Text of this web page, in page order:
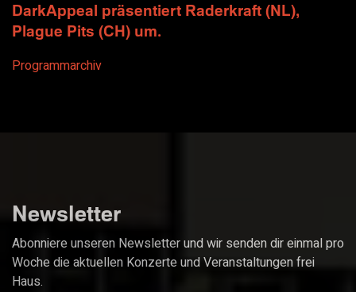
DarkAppeal präsentiert Raderkraft (NL),
Plague Pits (CH) um.
Programmarchiv
Newsletter
Abonniere unseren Newsletter und wir senden dir einmal pro
Woche die aktuellen Konzerte und Veranstaltungen frei
Haus.